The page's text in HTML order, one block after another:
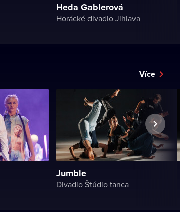
Heda Gablerová
Horácké divadlo Jihlava
Více
Jumble
Divadlo Štúdio tanca